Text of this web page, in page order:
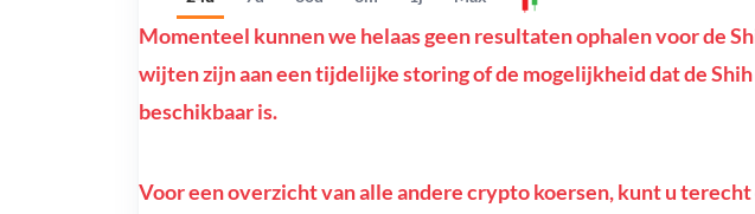
Momenteel kunnen we helaas geen resultaten ophalen voor de
wijten zijn aan een tijdelijke storing of de mogelijkheid dat de
beschikbaar is.
Voor een overzicht van alle andere crypto koersen, kunt u terecht